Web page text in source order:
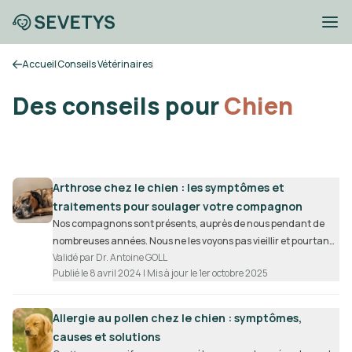
AccueilConseils Vétérinaires
Des conseils pourChien
Arthrose chez le chien : les symptômes et
traitements pour soulager votre compagnon
Nos compagnons sont présents, auprès de nous pendant de
nombreuses années. Nous ne les voyons pas vieillir et pourtant,
avec l’âge, certains signes apparaissent, notamment les
douleurs arthrosiques. Les propriétaires abordent souvent ce
se lever après la sieste ou le matin au réveil. Ils constatent une
boiterie « à froid » qui s’améliore au cours de la journée. Ils
peuvent aussi constater que leur chien a des difficultés à
Validé parDr.Antoine GOLL
Publié le8 avril 2024 | Mis à jour le 1er octobre 2025
Allergie au pollen chez le chien : symptômes,
causes et solutions